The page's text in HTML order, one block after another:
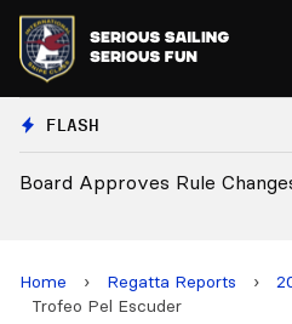
FLASH
European National
Home › Regatta Reports ›
Trofeo Pel Escuder